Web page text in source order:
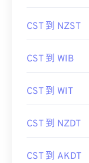
CST 到 NZST
CST 到 WIB
CST 到 WIT
CST 到 NZDT
CST 到 AKDT